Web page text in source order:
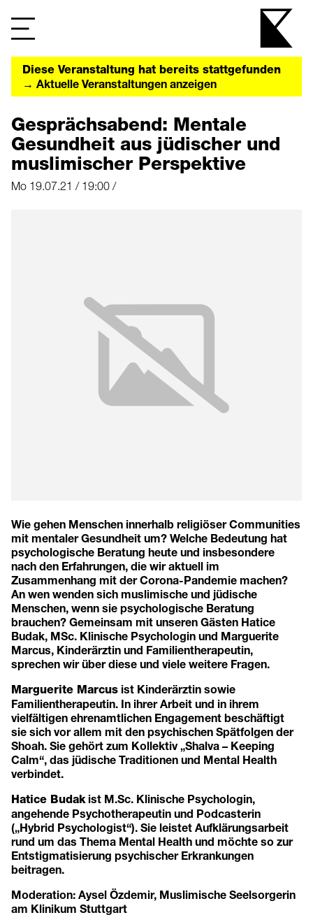
Diese Veranstaltung hat bereits stattgefunden
→ Aktuelle Veranstaltungen anzeigen
Gesprächsabend: Mentale
Gesundheit aus jüdischer und
muslimischer Perspektive
Mo 19.07.21 / 19:00 /
Wie gehen Menschen innerhalb religiöser Communities
mit mentaler Gesundheit um? Welche Bedeutung hat
psychologische Beratung heute und insbesondere
nach den Erfahrungen, die wir aktuell im
Zusammenhang mit der Corona-Pandemie machen?
An wen wenden sich muslimische und jüdische
Menschen, wenn sie psychologische Beratung
brauchen? Gemeinsam mit unseren Gästen Hatice
Budak, MSc. Klinische Psychologin und Marguerite
Marcus, Kinderärztin und Familientherapeutin,
sprechen wir über diese und viele weitere Fragen.
Marguerite Marcus ist Kinderärztin sowie
Familientherapeutin. In ihrer Arbeit und in ihrem
vielfältigen ehrenamtlichen Engagement beschäftigt
sie sich vor allem mit den psychischen Spätfolgen der
Shoah. Sie gehört zum Kollektiv „Shalva – Keeping
Calm“, das jüdische Traditionen und Mental Health
verbindet.
Hatice Budak ist M.Sc. Klinische Psychologin,
angehende Psychotherapeutin und Podcasterin
(„Hybrid Psychologist“). Sie leistet Aufklärungsarbeit
rund um das Thema Mental Health und möchte so zur
Entstigmatisierung psychischer Erkrankungen
beitragen.
Moderation: Aysel Özdemir, Muslimische Seelsorgerin
am Klinikum Stuttgart